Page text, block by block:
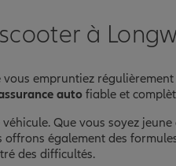
à
empruntiez
auto fiable et
Que vous soyez
également des
des difficultés.